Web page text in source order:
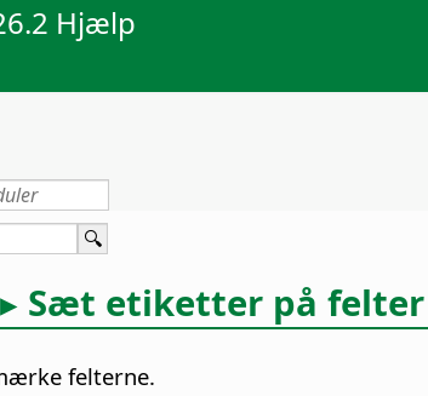
Hjælp
Sæt etiketter på felter
felterne.